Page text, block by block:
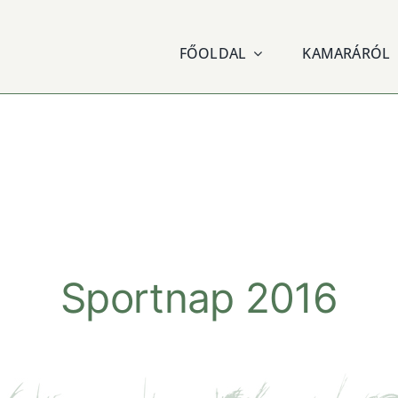
FŐOLDAL KAMARÁRÓL
Sportnap 2016